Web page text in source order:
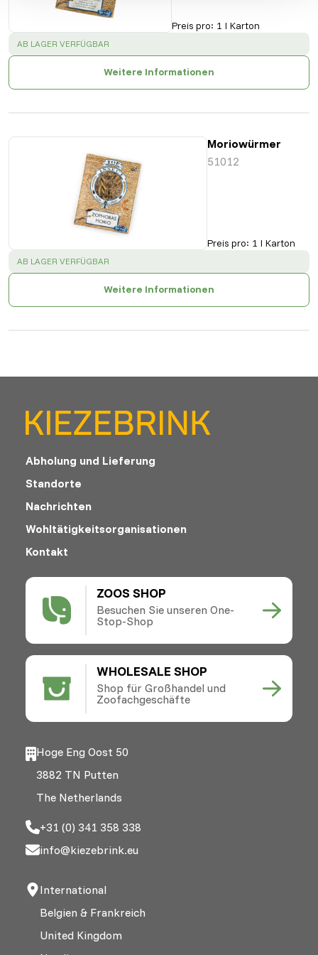
Preis pro: 1 l Karton
SUCCESS:
AB LAGER VERFÜGBAR
Weitere Informationen
Moriowürmer
51012
Preis pro: 1 l Karton
SUCCESS:
AB LAGER VERFÜGBAR
Weitere Informationen
ZOOS SHOP
Besuchen Sie unseren One-
Stop-Shop
WHOLESALE SHOP
Shop für Großhandel und
Zoofachgeschäfte
Abholung und Lieferung
Standorte
Nachrichten
Wohltätigkeitsorganisationen
Kontakt
Hoge Eng Oost 50
3882 TN Putten
The Netherlands
+31 (0) 341 358 338
info@kiezebrink.eu
International
Belgien & Frankreich
United Kingdom